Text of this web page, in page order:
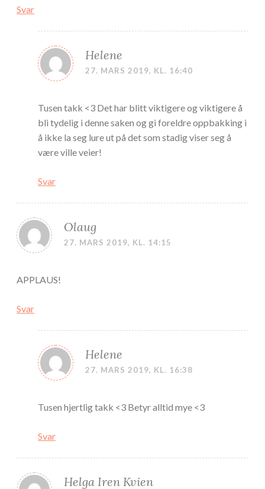
Svar
Helene
27. MARS 2019, KL. 16:40
Tusen takk <3 Det har blitt viktigere og viktigere å
bli tydelig i denne saken og gi foreldre oppbakking i
å ikke la seg lure ut på det som stadig viser seg å
være ville veier!
Svar
Olaug
27. MARS 2019, KL. 14:15
APPLAUS!
Svar
Helene
27. MARS 2019, KL. 16:38
Tusen hjertlig takk <3 Betyr alltid mye <3
Svar
Helga Iren Kvien